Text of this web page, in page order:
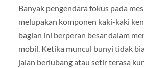
Banyak pengendara fokus pada
melupakan komponen kaki-kaki
bagian ini berperan besar dalam
mobil. Ketika muncul bunyi tidak
jalan berlubang atau setir terasa